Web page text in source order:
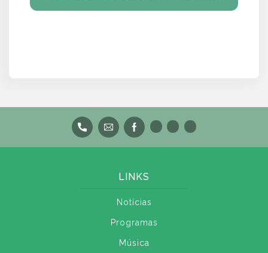
LINKS
Notícias
Programas
Música